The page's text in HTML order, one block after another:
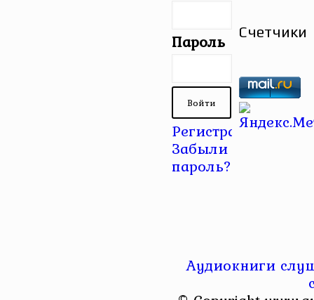
Пароль
Регистрация |
Забыли
пароль?
Счетчики
Аудиокниги